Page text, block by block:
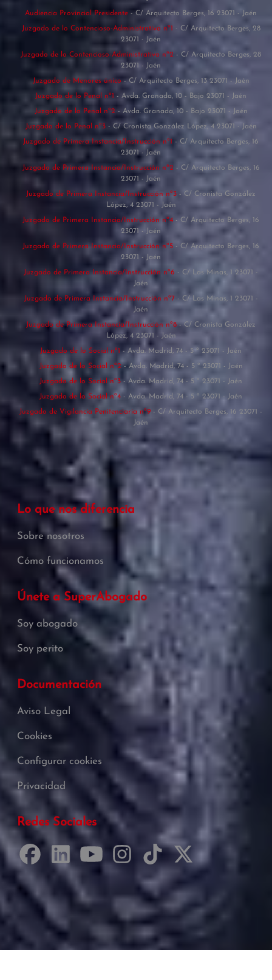
Audiencia Provincial Presidente - C/ Arquitecto Berges, 16 23071 - Jaén
Juzgado de lo Contencioso-Administrativo nº1 - C/ Arquitecto Berges, 28
23071 - Jaén
Juzgado de lo Contencioso-Administrativo nº2 - C/ Arquitecto Berges, 28
23071 - Jaén
Juzgado de Menores único- C/ Arquitecto Berges, 13 23071 - Jaén
Juzgado de lo Penal nº1 - Avda. Granada, 10 - Bajo 23071 - Jaén
Juzgado de lo Penal nº2 - Avda. Granada, 10 - Bajo 23071 - Jaén
Juzgado de lo Penal nº3 - C/ Cronista González López, 4 23071 - Jaén
Juzgado de Primera Instancia/Instrucción nº1 - C/ Arquitecto Berges, 16
23071 - Jaén
Juzgado de Primera Instancia/Instrucción nº2 - C/ Arquitecto Berges, 16
23071 - Jaén
Juzgado de Primera Instancia/Instrucción nº3 - C/ Cronista González
López, 4 23071 - Jaén
Juzgado de Primera Instancia/Instrucción nº4 - C/ Arquitecto Berges, 16
23071 - Jaén
Juzgado de Primera Instancia/Instrucción nº5 - C/ Arquitecto Berges, 16
23071 - Jaén
Juzgado de Primera Instancia/Instrucción nº6 - C/ Las Minas, 1 23071 -
Jaén
Juzgado de Primera Instancia/Instrucción nº7 - C/ Las Minas, 1 23071 -
Jaén
Juzgado de Primera Instancia/Instrucción nº8- C/ Cronista González
López, 4 23071 - Jaén
Juzgado de lo Social nº1 - Avda. Madrid, 74 - 5 º 23071 - Jaén
Juzgado de lo Social nº2- Avda. Madrid, 74 - 5 º 23071 - Jaén
Juzgado de lo Social nº3- Avda. Madrid, 74 - 5 º 23071 - Jaén
Juzgado de lo Social nº4 - Avda. Madrid, 74 - 5 º 23071 - Jaén
Juzgado de Vigilancia Penitenciaria nº9 - C/ Arquitecto Berges, 16 23071 -
Jaén
Lo que nos diferencia
Sobre nosotros
Cómo funcionamos
Únete a SuperAbogado
Soy abogado
Soy perito
Documentación
Aviso Legal
Cookies
Configurar cookies
Privacidad
Redes Sociales